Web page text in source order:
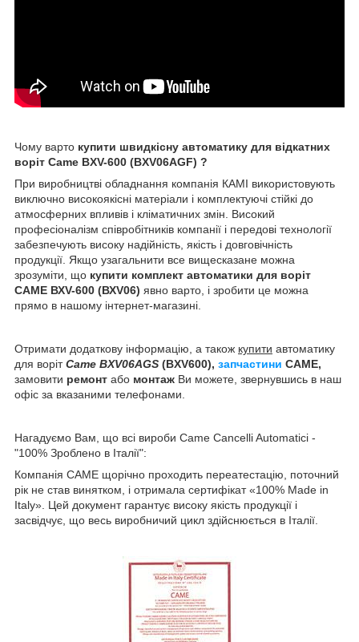
Чому варто купити швидкісну автоматику для відкатних
воріт Came BXV-600 (BXV06AGF) ?
При виробництві обладнання компанія КАМІ використовують
виключно високоякісні матеріали і комплектуючі стійкі до
атмосферних впливів і кліматичних змін. Високий
професіоналізм співробітників компанії і передові технології
забезпечують високу надійність, якість і довговічність
продукції. Якщо узагальнити все вищесказане можна
зрозуміти, що купити комплект автоматики для воріт
САМЕ ВХV-600 (ВХV06) явно варто, і зробити це можна
прямо в нашому інтернет-магазині.
Отримати додаткову інформацію, а також купити автоматику
для ворітCame BXV06AGS (BXV600), запчастини CAME,
замовити ремонт або монтаж Ви можете, звернувшись в наш
офіс за вказаними телефонами.
Нагадуємо Вам, що всі вироби Came Cancelli Automatici -
"100% Зроблено в Італії":
Компанія CAME щорічно проходить переатестацію, поточний
рік не став винятком, і отримала сертифікат «100% Made in
Italy». Цей документ гарантує високу якість продукції і
засвідчує, що весь виробничий цикл здійснюється в Італії.